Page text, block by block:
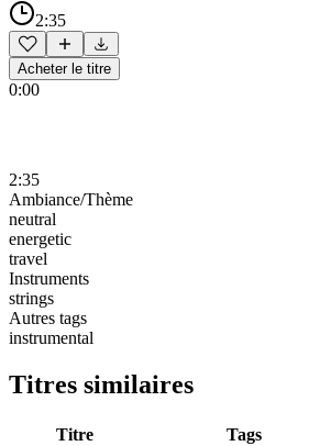
2:35
Acheter le titre
0:00
2:35
Ambiance/Thème
neutral
energetic
travel
Instruments
strings
Autres tags
instrumental
Titres similaires
Titre Tags